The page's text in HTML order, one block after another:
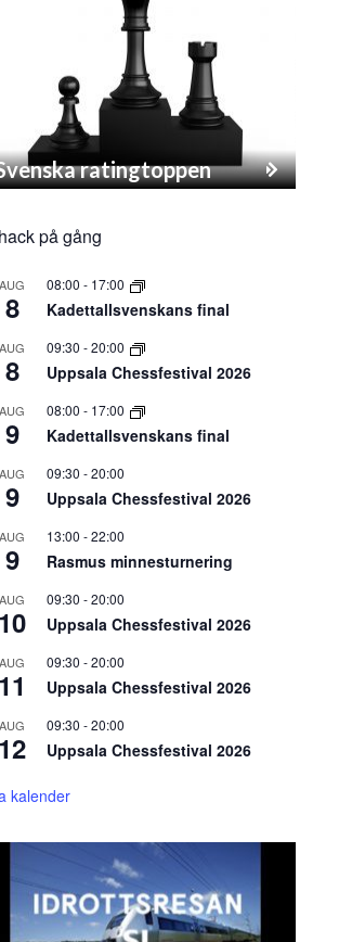
ratingtoppen
på gång
AUG
8
08:00 - 17:00
Kadettallsvenskans final
AUG
8
09:30 -20:00
Uppsala Chessfestival 2026
AUG
9
08:00 - 17:00
Kadettallsvenskans final
AUG
9
09:30 -20:00
Uppsala Chessfestival 2026
AUG
9
13:00 -22:00
Rasmus minnesturnering
AUG
10
09:30 -20:00
Uppsala Chessfestival 2026
AUG
11
09:30 -20:00
Uppsala Chessfestival 2026
AUG
12
09:30 -20:00
Uppsala Chessfestival 2026
kalender